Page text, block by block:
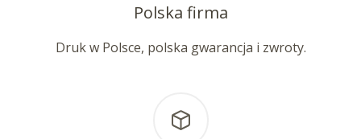
Polska firma
Druk w Polsce, polska gwarancja i zwroty.